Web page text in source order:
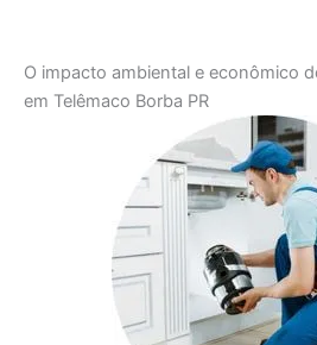
O impacto ambiental e econômico
em Telêmaco Borba PR